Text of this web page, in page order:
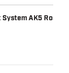
AK5 Rost